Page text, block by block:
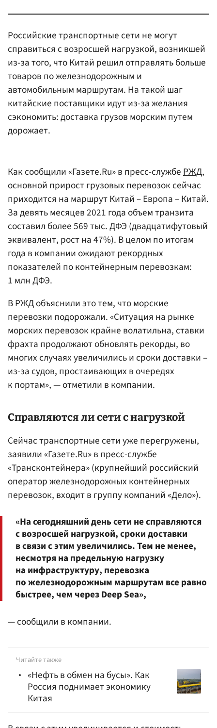
Российские транспортные сети не могут
справиться с возросшей нагрузкой, возникшей
из-за того, что Китай решил отправлять больше
товаров по железнодорожным и
автомобильным маршрутам. На такой шаг
китайские поставщики идут из-за желания
сэкономить: доставка грузов морским путем
дорожает.
Как сообщили «Газете.Ru» в пресс-службеРЖД,
основной прирост грузовых перевозок сейчас
приходится на маршрут Китай – Европа – Китай.
За девять месяцев 2021 года объем транзита
составил более 569 тыс. ДФЭ (двадцатифутовый
эквивалент, рост на 47%). В целом по итогам
года в компании ожидают рекордных
показателей по контейнерным перевозкам:
1 млн ДФЭ.
В РЖД объяснили это тем, что морские
перевозки подорожали. «Ситуация на рынке
морских перевозок крайне волатильна, ставки
фрахта продолжают обновлять рекорды, во
многих случаях увеличились и сроки доставки –
из-за судов, простаивающих в очередях
к портам», — отметили в компании.
Справляются ли сети с нагрузкой
Сейчас транспортные сети уже перегружены,
заявили «Газете.Ru» в пресс-службе
«Трансконтейнера» (крупнейший российский
оператор железнодорожных контейнерных
перевозок, входит в группу компаний «Дело»).
«На сегодняшний день сети не справляются
с возросшей нагрузкой, сроки доставки
в связи с этим увеличились. Тем не менее,
несмотря на предельную нагрузку
на инфраструктуру, перевозка
по железнодорожным маршрутам все равно
быстрее, чем через Deep Sea»,
— сообщили в компании.
Читайте также
«Нефть в обмен на бусы». Как
Россия поднимает экономику
Китая